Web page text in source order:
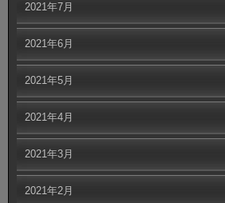
2021年7月
2021年6月
2021年5月
2021年4月
2021年3月
2021年2月